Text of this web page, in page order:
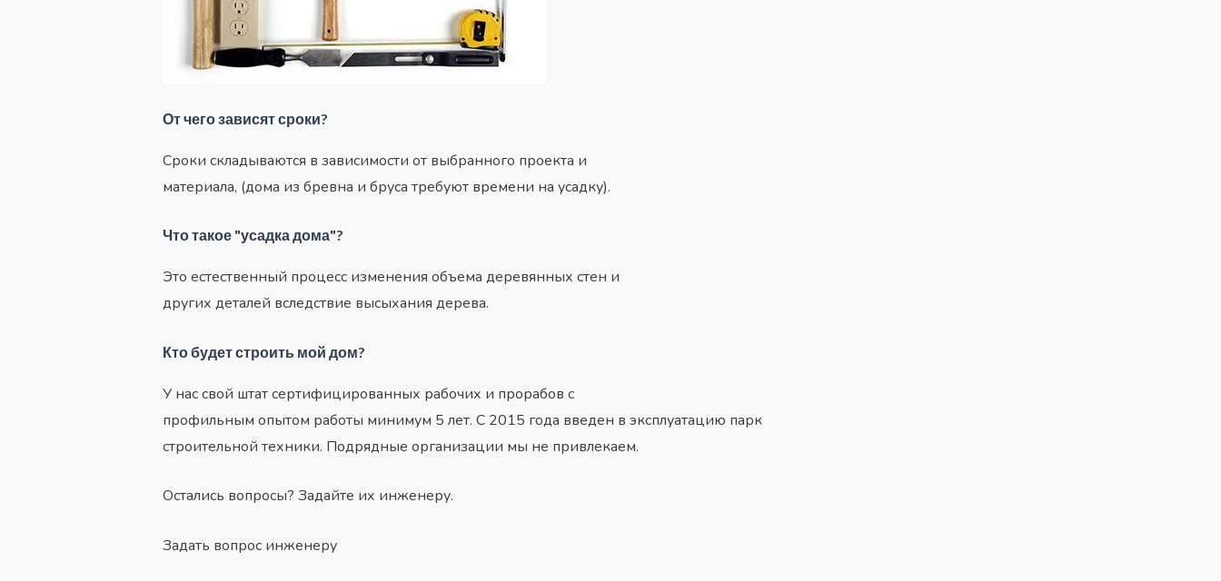
От чего зависят сроки?
Сроки складываются в зависимости от выбранного проекта и
материала, (дома из бревна и бруса требуют времени на усадку).
Что такое "усадка дома"?
Это естественный процесс изменения объема деревянных стен и
других деталей вследствие высыхания дерева.
Кто будет строить мой дом?
У нас свой штат сертифицированных рабочих и прорабов с
профильным опытом работы минимум 5 лет. С 2015 года введен в эксплуатацию парк
строительной техники. Подрядные организации мы не привлекаем.
Остались вопросы? Задайте их инженеру.
Задать вопрос инженеру